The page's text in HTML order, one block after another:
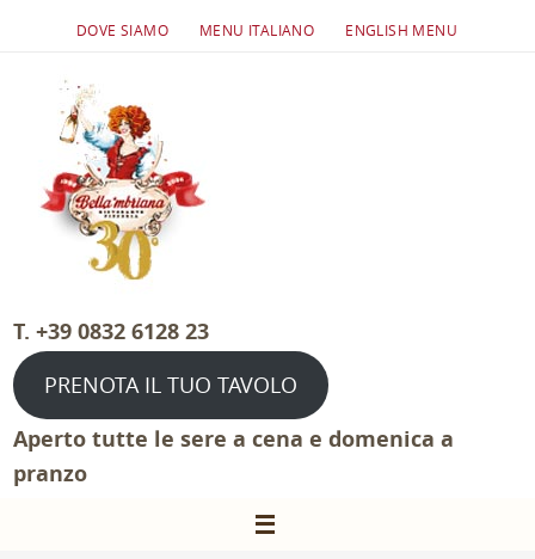
contenuto
DOVE SIAMO MENU ITALIANO ENGLISH MENU
T. +39 0832 6128 23
PRENOTA IL TUO TAVOLO
Aperto tutte le sere a cena e domenica a
pranzo